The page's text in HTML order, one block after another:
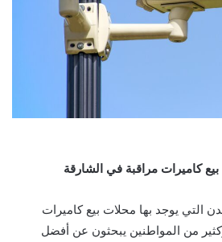
التي يوجد بها محلات بيع كاميرات
من المواطنين يبحثون عن أفضل